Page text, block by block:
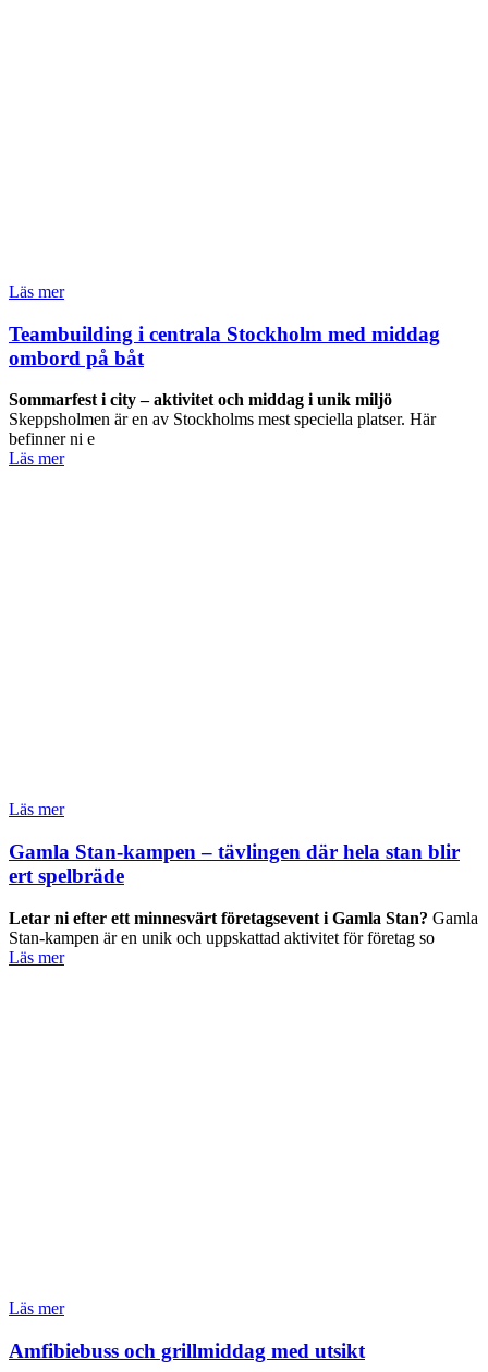
Läs mer
Teambuilding i centrala Stockholm med middag
ombord på båt
Sommarfest i city – aktivitet och middag i unik miljö
Skeppsholmen är en av Stockholms mest speciella platser. Här
befinner ni e
Läs mer
Läs mer
Gamla Stan-kampen – tävlingen där hela stan blir
ert spelbräde
Letar ni efter ett minnesvärt företagsevent i Gamla Stan? Gamla
Stan-kampen är en unik och uppskattad aktivitet för företag so
Läs mer
Läs mer
Amfibiebuss och grillmiddag med utsikt